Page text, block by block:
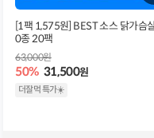
[1팩 1,575원] BEST 소스 닭가슴
0종 20팩
50% 31,500원
63,000원
더잘먹 특가☀️